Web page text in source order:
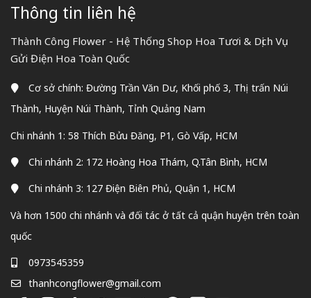
Thông tin liên hệ
Thành Công Flower - Hệ Thống Shop Hoa Tươi & Dịch Vụ
Gửi Điện Hoa Toàn Quốc
Cơ sở chính: Đường Trần Văn Dư, Khối phố 3, Thị trấn Núi
Thành, Huyện Núi Thành, Tỉnh Quảng Nam
Chi nhánh 1: 58 Thích Bửu Đăng, P1, Gò Vấp, HCM
Chi nhánh 2: 172 Hoàng Hoa Thám, Q.Tân Bình, HCM
Chi nhánh 3: 127 Điện Biên Phủ, Quận 1, HCM
Và hơn 1500 chi nhánh và đối tác ở tất cả quận huyện trên toàn
quốc
0973545359
thanhcongflower@gmail.com